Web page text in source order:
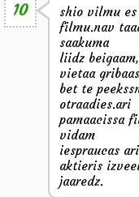
10
shio vilmu
filmu.nav
saakuma
liidz
vietaa
bet te
otraadies.ari
pamaacissa
vidam
iespraucas
aktieris
jaaredz.